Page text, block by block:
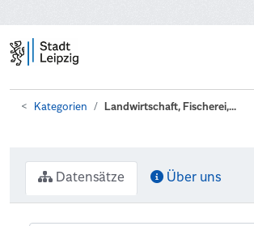
Kategorien Landwirtschaft, Fischerei,...
Datensätze Über uns